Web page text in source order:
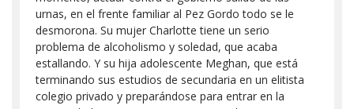
urnas, en el frente familiar al Pez Gordo todo se le
desmorona. Su mujer Charlotte tiene un serio
problema de alcoholismo y soledad, que acaba
estallando. Y su hija adolescente Meghan, que está
terminando sus estudios de secundaria en un elitista
colegio privado y preparándose para entrar en la